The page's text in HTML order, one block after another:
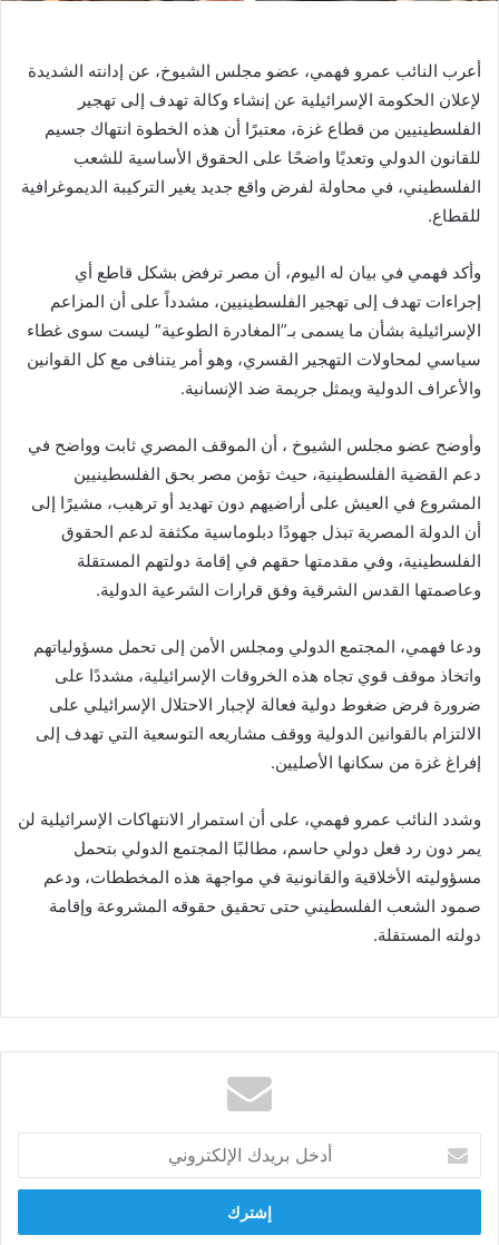
أعرب النائب عمرو فهمي، عضو مجلس الشيوخ، عن إدانته الشديدة
لإعلان الحكومة الإسرائيلية عن إنشاء وكالة تهدف إلى تهجير
الفلسطينيين من قطاع غزة، معتبرًا أن هذه الخطوة انتهاك جسيم
للقانون الدولي وتعديًا واضحًا على الحقوق الأساسية للشعب
الفلسطيني، في محاولة لفرض واقع جديد يغير التركيبة الديموغرافية
للقطاع.
وأكد فهمي في بيان له اليوم، أن مصر ترفض بشكل قاطع أي
إجراءات تهدف إلى تهجير الفلسطينيين، مشدداً على أن المزاعم
الإسرائيلية بشأن ما يسمى بـ”المغادرة الطوعية” ليست سوى غطاء
سياسي لمحاولات التهجير القسري، وهو أمر يتنافى مع كل القوانين
والأعراف الدولية ويمثل جريمة ضد الإنسانية.
وأوضح عضو مجلس الشيوخ ، أن الموقف المصري ثابت وواضح في
دعم القضية الفلسطينية، حيث تؤمن مصر بحق الفلسطينيين
المشروع في العيش على أراضيهم دون تهديد أو ترهيب، مشيرًا إلى
أن الدولة المصرية تبذل جهودًا دبلوماسية مكثفة لدعم الحقوق
الفلسطينية، وفي مقدمتها حقهم في إقامة دولتهم المستقلة
وعاصمتها القدس الشرقية وفق قرارات الشرعية الدولية.
ودعا فهمي، المجتمع الدولي ومجلس الأمن إلى تحمل مسؤولياتهم
واتخاذ موقف قوي تجاه هذه الخروقات الإسرائيلية، مشددًا على
ضرورة فرض ضغوط دولية فعالة لإجبار الاحتلال الإسرائيلي على
الالتزام بالقوانين الدولية ووقف مشاريعه التوسعية التي تهدف إلى
إفراغ غزة من سكانها الأصليين.
وشدد النائب عمرو فهمي، على أن استمرار الانتهاكات الإسرائيلية لن
يمر دون رد فعل دولي حاسم، مطالبًا المجتمع الدولي بتحمل
مسؤوليته الأخلاقية والقانونية في مواجهة هذه المخططات، ودعم
صمود الشعب الفلسطيني حتى تحقيق حقوقه المشروعة وإقامة
دولته المستقلة.
بريدك
الإلكتروني